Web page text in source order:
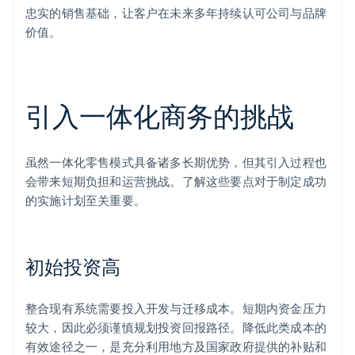
忠实的销售基础，让客户在未来多年持续认可公司与品牌
价值。
引入一体化商务的挑战
虽然一体化零售模式具备诸多长期优势，但其引入过程也
会带来短期负担和运营挑战。了解这些要点对于制定成功
的实施计划至关重要。
初始投资高
整合现有系统需要投入开发与迁移成本。短期内资金压力
较大，因此必须谨慎规划投资回报路径。降低此类成本的
有效途径之一，是充分利用地方及国家政府提供的补贴和